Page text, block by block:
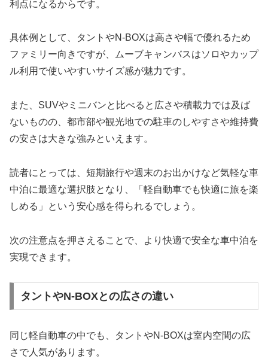
利点になるからです。
具体例として、タントやN-BOXは高さや幅で優れるため
ファミリー向きですが、ムーブキャンバスはソロやカップ
ル利用で使いやすいサイズ感が魅力です。
また、SUVやミニバンと比べると広さや積載力では及ば
ないものの、都市部や観光地での駐車のしやすさや維持費
の安さは大きな強みといえます。
読者にとっては、短期旅行や週末のお出かけなど気軽な車
中泊に最適な選択肢となり、「軽自動車でも快適に旅を楽
しめる」という安心感を得られるでしょう。
次の注意点を押さえることで、より快適で安全な車中泊を
実現できます。
タントやN-BOXとの広さの違い
同じ軽自動車の中でも、タントやN-BOXは室内空間の広
さで人気があります。